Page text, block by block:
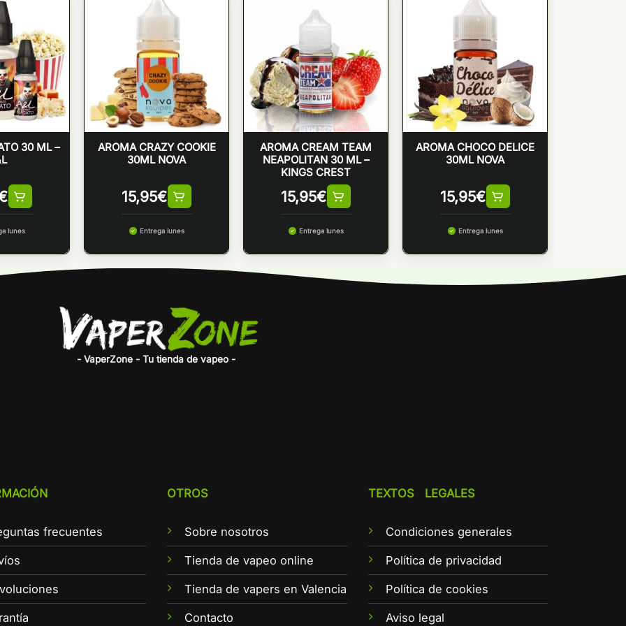
30 ML –
lunes
AROMA CRAZY COOKIE
30ML NOVA
15,95€
Entrega lunes
AROMA CREAM TEAM
NEAPOLITAN 30 ML –
KINGS CREST
15,95€
Entrega lunes
AROMA CHOCO DELICE
30ML NOVA
15,95€
Entrega lunes
- VaperZone - Tu tienda de vapeo -
frecuentes
OTROS
Sobre nosotros
Tienda de vapeo online
Tienda de vapers en Valencia
Contacto
TEXTOS LEGALES
Condiciones generales
Política de privacidad
Política de cookies
Aviso legal